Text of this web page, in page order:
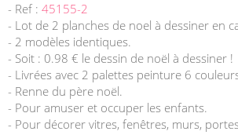
- Ref : 45155-2
- Lot de 2 planches de noel à dessiner en
- 2 modèles identiques.
- Soit : 0.98 € le dessin de noël à dessiner !
- Livrées avec 2 palettes peinture 6
- Renne du père noël.
- Pour amuser et occuper les enfants.
- Pour décorer vitres, fenêtres, murs,